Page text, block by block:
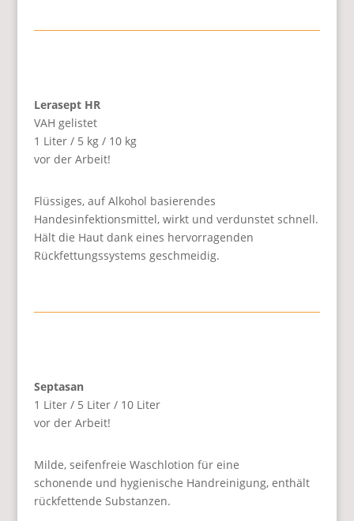
Lerasept HR
VAH gelistet
1 Liter / 5 kg / 10 kg
vor der Arbeit!
Flüssiges, auf Alkohol basierendes
Handesinfektionsmittel, wirkt und verdunstet schnell.
Hält die Haut dank eines hervorragenden
Rückfettungssystems geschmeidig.
Septasan
1 Liter / 5 Liter / 10 Liter
vor der Arbeit!
Milde, seifenfreie Waschlotion für eine
schonende und hygienische Handreinigung, enthält
rückfettende Substanzen.